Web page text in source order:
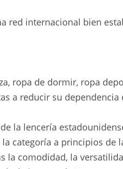
red internacional bien
ropa de dormir, ropa
a reducir su
la lencería
la categoría a principios de
la comodidad, la